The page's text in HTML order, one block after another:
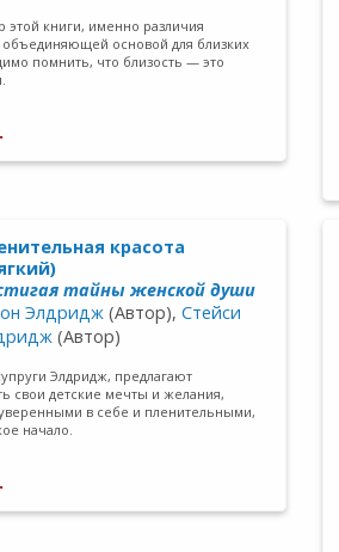
этой книги, именно различия
объединяющей основой для близких
помнить, что близость — это
красота
тайны женской души
Элдридж(Автор), Стейси
(Автор)
Элдридж, предлагают
свои детские мечты и желания,
в себе и пленительными,
начало.